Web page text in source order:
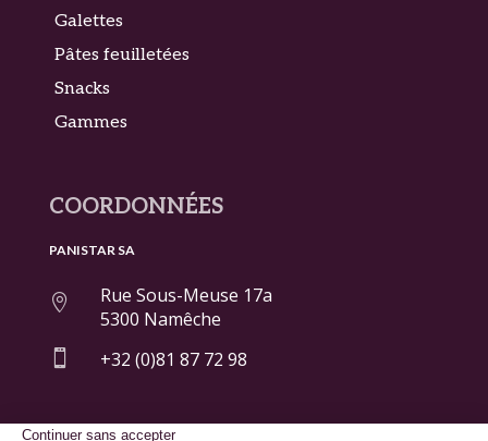
Galettes
Pâtes feuilletées
Snacks
Gammes
COORDONNÉES
PANISTAR SA

Rue Sous-Meuse 17a
5300 Namêche
 +32 (0)81 87 72 98